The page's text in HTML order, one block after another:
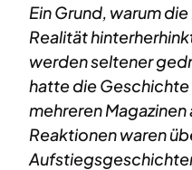
Ein Grund, warum
Realität
werden seltener
hatte die Geschichte
mehreren
Reaktionen waren